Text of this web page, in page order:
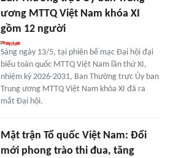
ương MTTQ Việt Nam khóa XI
gồm 12 người
Sáng ngày 13/5, tại phiên bế mạc Đại hội đại
biểu toàn quốc MTTQ Việt Nam lần thứ XI,
nhiệm kỳ 2026-2031, Ban Thường trực Ủy ban
Trung ương MTTQ Việt Nam khóa XI đã ra
mắt Đại hội.
Mặt trận Tổ quốc Việt Nam: Đổi
mới phong trào thi đua, tăng